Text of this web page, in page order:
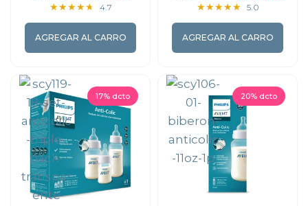
4.7
AGREGAR AL CARRO
5.0
AGREGAR AL CARRO
17% dcto 20% dcto